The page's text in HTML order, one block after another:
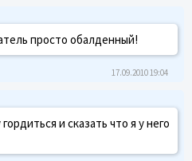
просто обалденный!
17.09.2010 19:04
и сказать что я у него